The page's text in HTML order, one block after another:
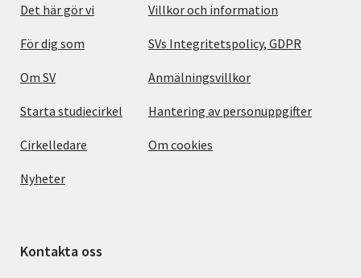
Det här gör vi
För dig som
Om SV
Starta studiecirkel
Cirkelledare
Nyheter
Villkor och information
SVs Integritetspolicy, GDPR
Anmälningsvillkor
Hantering av personuppgifter
Om cookies
Kontakta oss